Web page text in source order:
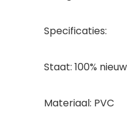
Specificaties:
Staat: 100% nieuw
Materiaal: PVC